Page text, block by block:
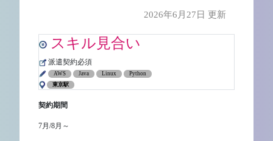
2026年6月27日 更新
スキル見合い
派遣契約必須
AWS Java Linux
Python
東京駅
契約期間
7月/8月～